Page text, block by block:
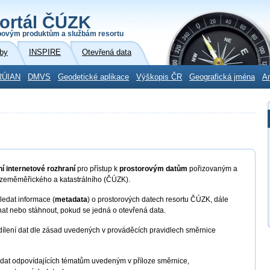
ČÚZK
produktům a službám resortu
INSPIRE Otevřená data
DMVS Geodetické aplikace Výškopis ČR Geografická jména
internetové rozhraní pro přístup k prostorovým datům pořizovaným a
a katastrálního (ČÚZK).
informace (metadata) o prostorových datech resortu ČÚZK, dále
nebo stáhnout, pokud se jedná o otevřená data.
dat dle zásad uvedených v prováděcích pravidlech směrnice
odpovídajících tématům uvedeným v příloze směrnice,